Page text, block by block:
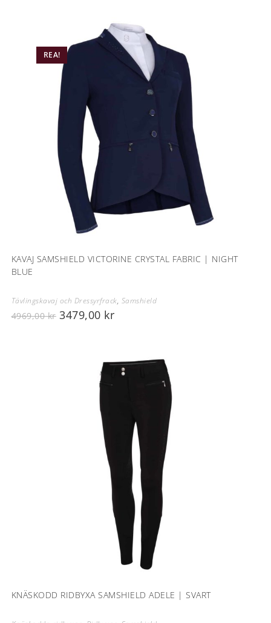
REA!
KAVAJ SAMSHIELD VICTORINE CRYSTAL FABRIC | NIGHT
BLUE
Tävlingskavaj och Dressyrfrack, Samshield
4969,00kr 3479,00 kr
KNÄSKODD RIDBYXA SAMSHIELD ADELE | SVART